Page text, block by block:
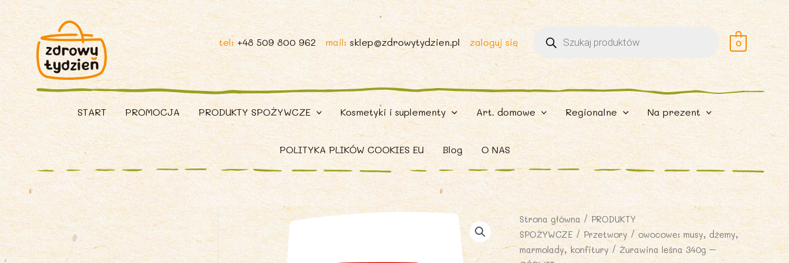
tel: +48 509 800 962 mail: sklep@zdrowytydzien.pl zaloguj się
Wyszukiwarka
produktów 0
START PROMOCJA PRODUKTY SPOŻYWCZE Kosmetyki i suplementy Art. domowe Regionalne Na prezent
POLITYKA PLIKÓW COOKIES EU Blog O NAS
Strona główna / PRODUKTY
SPOŻYWCZE / Przetwory /owocowe: musy, dżemy,
marmolady, konfitury / Żurawina leśna 340g –